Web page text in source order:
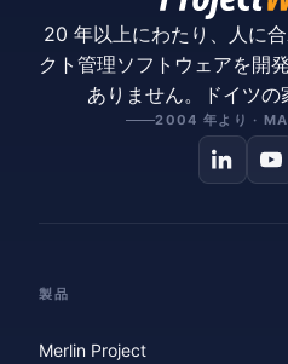
20 年以上にわたり、人に
クト管理ソフトウェアを開
ありません。ドイツの
2004 年より ·
製品
Merlin Project